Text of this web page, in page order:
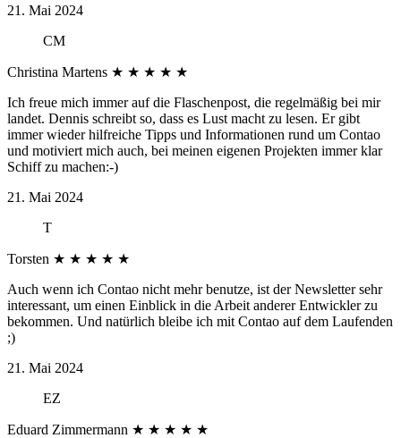
21. Mai 2024
CM
Christina Martens ★ ★ ★ ★ ★
Ich freue mich immer auf die Flaschenpost, die regelmäßig bei mir
landet. Dennis schreibt so, dass es Lust macht zu lesen. Er gibt
immer wieder hilfreiche Tipps und Informationen rund um Contao
und motiviert mich auch, bei meinen eigenen Projekten immer klar
Schiff zu machen:-)
21. Mai 2024
T
Torsten ★ ★ ★ ★ ★
Auch wenn ich Contao nicht mehr benutze, ist der Newsletter sehr
interessant, um einen Einblick in die Arbeit anderer Entwickler zu
bekommen. Und natürlich bleibe ich mit Contao auf dem Laufenden
;)
21. Mai 2024
EZ
Eduard Zimmermann ★ ★ ★ ★ ★